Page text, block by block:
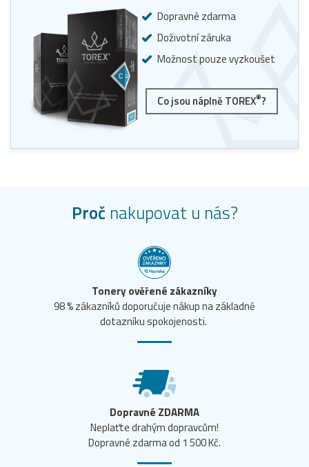
Dopravné zdarma
Doživotní záruka
Možnost pouze vyzkoušet
Co jsou náplně TOREX®?
Proč nakupovat u nás?
Tonery ověřené zákazníky
98 % zákazníků doporučuje nákup na základně
dotazníku spokojenosti.
Dopravné ZDARMA
Neplaťte drahým dopravcům!
Dopravné zdarma od 1 500 Kč.